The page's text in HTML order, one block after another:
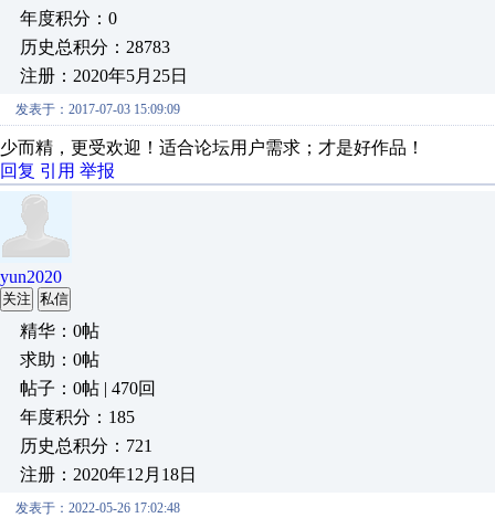
年度积分：0
历史总积分：28783
注册：2020年5月25日
发表于：2017-07-03 15:09:09
少而精，更受欢迎！适合论坛用户需求；才是好作品！
回复 引用 举报
yun2020
关注 私信
精华：0帖
求助：0帖
帖子：0帖 | 470回
年度积分：185
历史总积分：721
注册：2020年12月18日
发表于：2022-05-26 17:02:48